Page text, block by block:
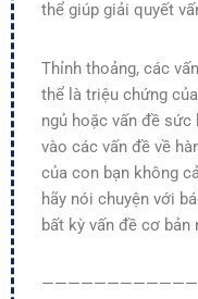
thể giúp giải quyết
Thỉnh thoảng, các
thể là triệu chứng
ngủ hoặc vấn đề
vào các vấn đề về
của con bạn không
hãy nói chuyện với
bất kỳ vấn đề cơ bản